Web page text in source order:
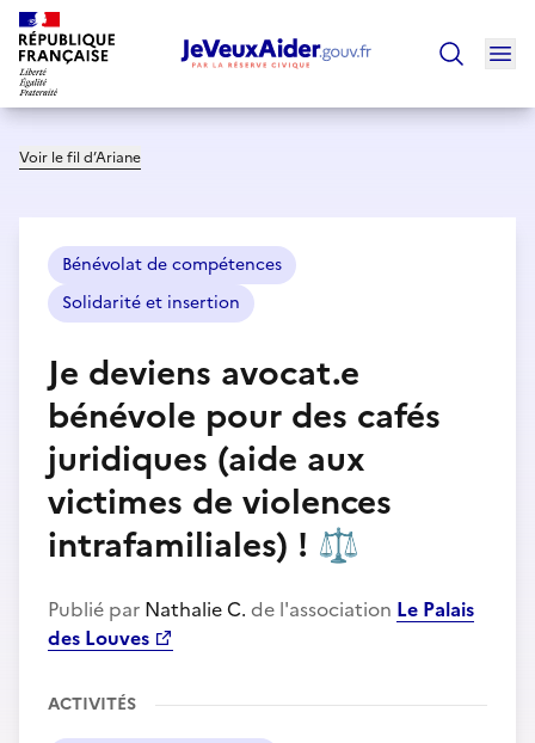
Voir le fil d’Ariane
Bénévolat de compétences
Solidarité et insertion
Je deviens avocat.e
bénévole pour des cafés
juridiques (aide aux
victimes de violences
intrafamiliales) ! ⚖️
Publié par Nathalie C. de l'association Le Palais
des Louves
ACTIVITÉS